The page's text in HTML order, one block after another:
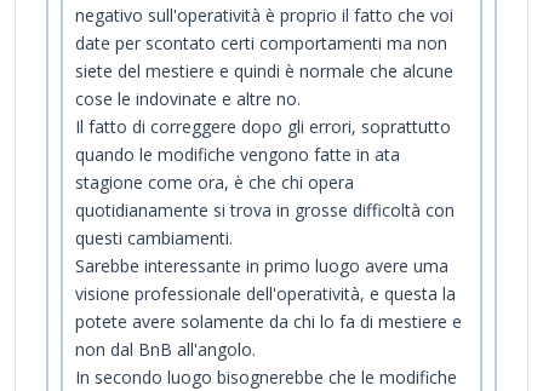
negativo sull'operatività è proprio il fatto che voi
date per scontato certi comportamenti ma non
siete del mestiere e quindi è normale che alcune
cose le indovinate e altre no.
Il fatto di correggere dopo gli errori, soprattutto
quando le modifiche vengono fatte in ata
stagione come ora, è che chi opera
quotidianamente si trova in grosse difficoltà con
questi cambiamenti.
Sarebbe interessante in primo luogo avere uma
visione professionale dell'operatività, e questa la
potete avere solamente da chi lo fa di mestiere e
non dal BnB all'angolo.
In secondo luogo bisognerebbe che le modifiche